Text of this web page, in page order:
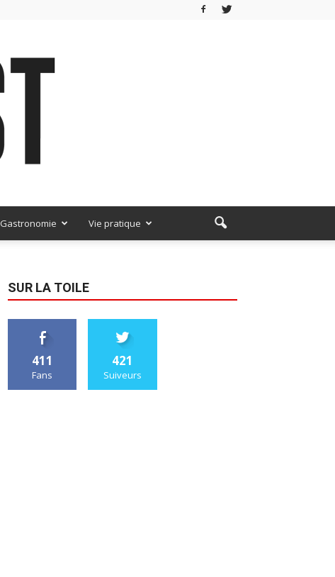
Gastronomie Vie pratique
SUR LA TOILE
411
Fans
421
Suiveurs